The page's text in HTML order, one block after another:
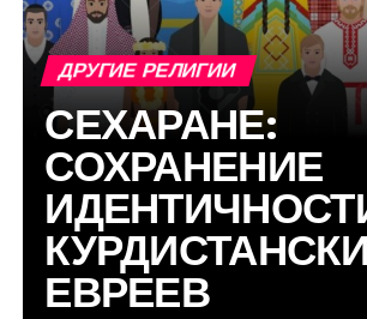
ДРУГИЕ РЕЛИГИИ
СЕХАРАНЕ:
СОХРАНЕНИЕ
ЕВРЕЕВ